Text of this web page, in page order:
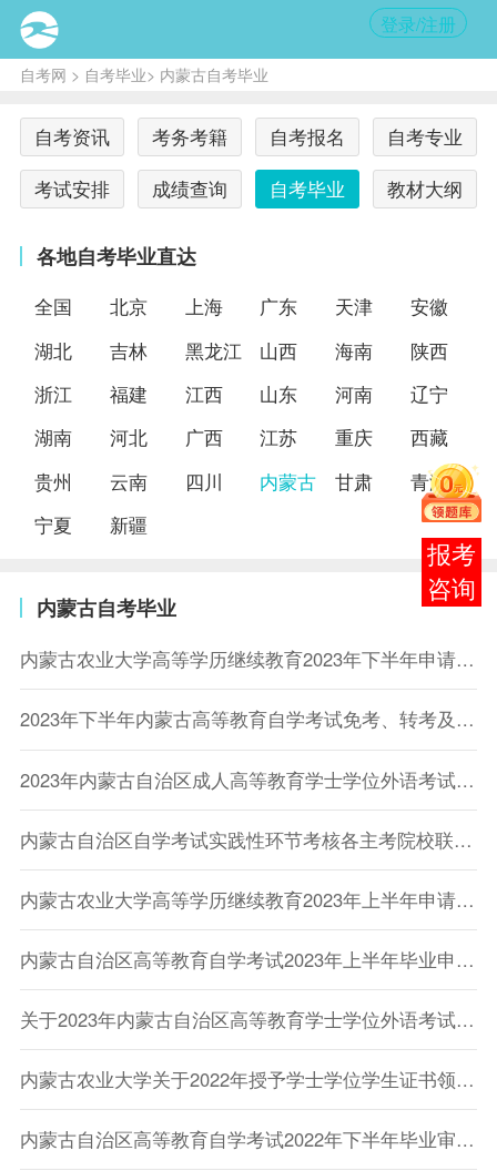
登录/注册
自考网 > 自考毕业> 内蒙古自考毕业
自考资讯 考务考籍 自考报名
自考专业
考试安排
成绩查询 自考毕业 教材大纲
各地自考毕业直达
全国 北京 上海 广东 天津
安徽
湖北
吉林 黑龙江 山西 海南
陕西
浙江
福建 江西 山东 河南
辽宁
湖南
河北 广西 江苏 重庆
西藏
贵州
云南 四川 内蒙古 甘肃
青海
宁夏
新疆
内蒙古自考毕业
内蒙古农业大学高等学历继续教育2023年下半年申请学士学位的通知
2023年下半年内蒙古高等教育自学考试免考、转考及实践性环节考核（论文答辩）考生网上申请工作的公告
2023年内蒙古自治区成人高等教育学士学位外语考试成绩6月15日公布
内蒙古自治区自学考试实践性环节考核各主考院校联系方式
内蒙古农业大学高等学历继续教育2023年上半年申请学士学位的通知
内蒙古自治区高等教育自学考试2023年上半年毕业申请工作公告
关于2023年内蒙古自治区高等教育学士学位外语考试报名事宜的通知
内蒙古农业大学关于2022年授予学士学位学生证书领取通知
内蒙古自治区高等教育自学考试2022年下半年毕业审定工作公告
在线
客服